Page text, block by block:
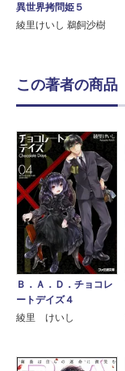
異世界拷問姫５
綾里けいし 鵜飼沙樹
この著者の商品
Ｂ．Ａ．Ｄ．チョコレ
ートデイズ４
綾里 けいし